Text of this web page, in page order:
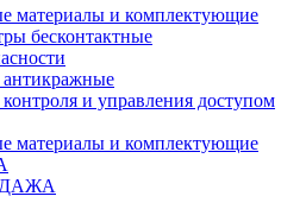
материалы и комплектующие
бесконтактные
и управления доступом
материалы и комплектующие